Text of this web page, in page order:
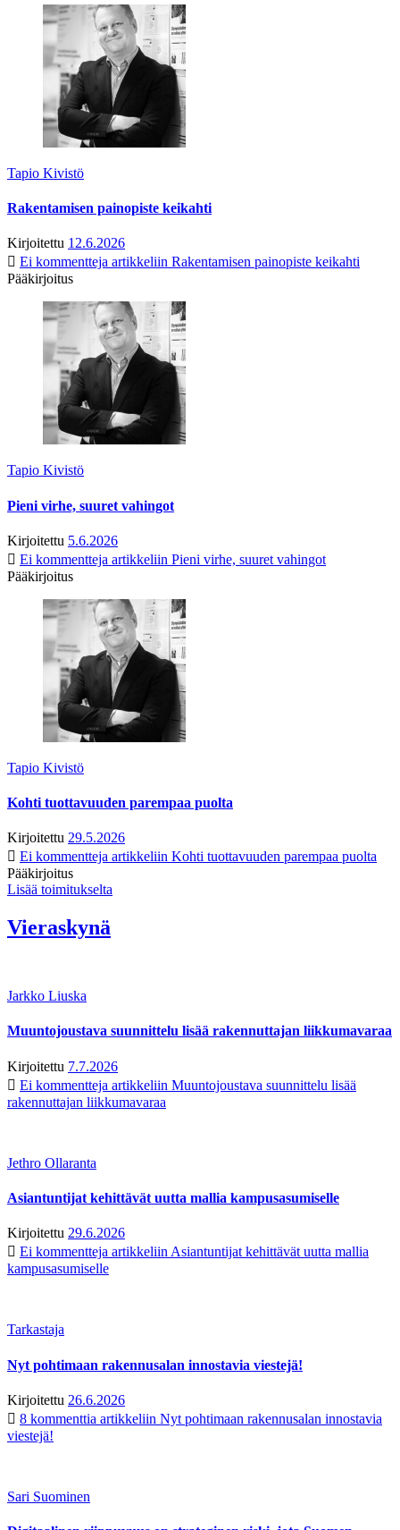
Tapio Kivistö
Rakentamisen painopiste keikahti
Kirjoitettu 12.6.2026
Ei kommentteja artikkeliin Rakentamisen painopiste keikahti
Pääkirjoitus
Tapio Kivistö
Pieni virhe, suuret vahingot
Kirjoitettu 5.6.2026
Ei kommentteja artikkeliin Pieni virhe, suuret vahingot
Pääkirjoitus
Tapio Kivistö
Kohti tuottavuuden parempaa puolta
Kirjoitettu 29.5.2026
Ei kommentteja artikkeliin Kohti tuottavuuden parempaa puolta
Pääkirjoitus
Lisää toimitukselta
Vieraskynä
Jarkko Liuska
Muuntojoustava suunnittelu lisää rakennuttajan liikkumavaraa
Kirjoitettu 7.7.2026
Ei kommentteja artikkeliin Muuntojoustava suunnittelu lisää
rakennuttajan liikkumavaraa
Jethro Ollaranta
Asiantuntijat kehittävät uutta mallia kampusasumiselle
Kirjoitettu 29.6.2026
Ei kommentteja artikkeliin Asiantuntijat kehittävät uutta mallia
kampusasumiselle
Tarkastaja
Nyt pohtimaan rakennusalan innostavia viestejä!
Kirjoitettu 26.6.2026
8 kommenttia artikkeliin Nyt pohtimaan rakennusalan innostavia
viestejä!
Sari Suominen